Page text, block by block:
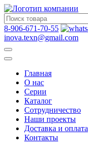
8-906-671-70-55
inova.texn@gmail.com
Главная
О нас
Серии
Каталог
Сотрудничество
Наши проекты
Доставка и оплата
Контакты